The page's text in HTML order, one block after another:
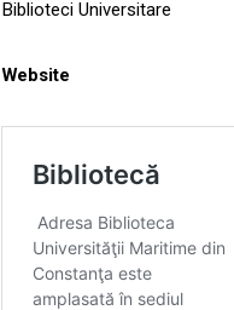
Biblioteci Universitare
Website